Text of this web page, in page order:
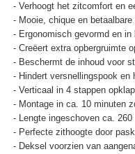
- Verhoogt het zitcomfort en
- Mooie, chique en
- Ergonomisch gevormd en
- Creëert extra opbergruimte
- Beschermt de inhoud voor
- Hindert versnellingspook en
- Verticaal in 4 stappen
- Montage in ca. 10 minuten
- Lengte ingeschoven ca.
- Perfecte zithoogte door
- Deksel voorzien van